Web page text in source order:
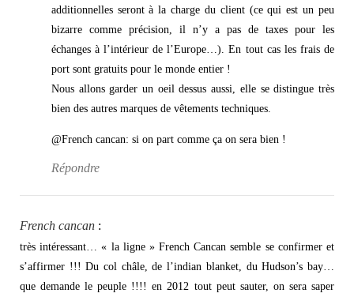
additionnelles seront à la charge du client (ce qui est un peu
bizarre comme précision, il n’y a pas de taxes pour les
échanges à l’intérieur de l’Europe…). En tout cas les frais de
port sont gratuits pour le monde entier !
Nous allons garder un oeil dessus aussi, elle se distingue très
bien des autres marques de vêtements techniques.
@French cancan: si on part comme ça on sera bien !
Répondre
French cancan :
très intéressant… « la ligne » French Cancan semble se confirmer et
s’affirmer !!! Du col châle, de l’indian blanket, du Hudson’s bay…
que demande le peuple !!!! en 2012 tout peut sauter, on sera saper